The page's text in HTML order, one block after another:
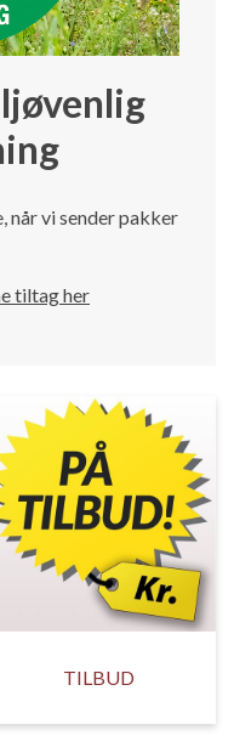
når vi sender pakker
tiltag her
TILBUD